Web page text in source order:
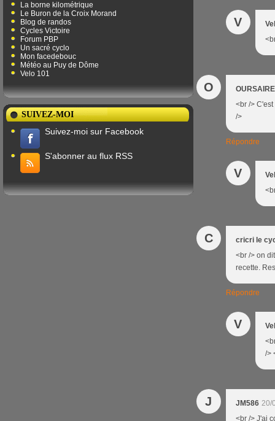
La borne kilométrique
Le Buron de la Croix Morand
Blog de randos
Cycles Victoire
Forum PBP
Un sacré cyclo
Mon facedebouc
Météo au Puy de Dôme
Velo 101
SUIVEZ-MOI
Suivez-moi sur Facebook
S'abonner au flux RSS
V
O
<br />
/>
Répondre
V
C
cricri le
<br /> on
recette.
Répondre
V
/>
J JM586 20/
<br /> J'ai